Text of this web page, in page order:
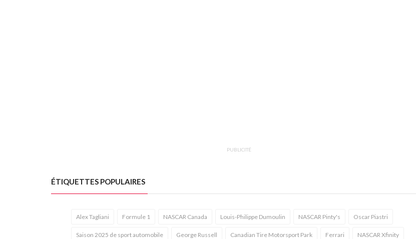
PUBLICITÉ
ÉTIQUETTES POPULAIRES
Alex Tagliani Formule 1 NASCAR Canada Louis-Philippe Dumoulin NASCAR Pinty's Oscar Piastri
Saison 2025 de sport automobile George Russell Canadian Tire Motorsport Park Ferrari NASCAR Xfinity